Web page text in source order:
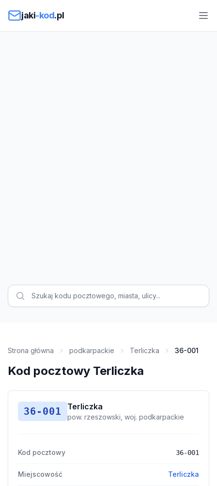
jaki-kod.pl
Strona główna podkarpackie Terliczka 36-001
Kod pocztowy Terliczka
36-001 Terliczka
pow. rzeszowski, woj. podkarpackie
Kod pocztowy 36-001
Miejscowość Terliczka